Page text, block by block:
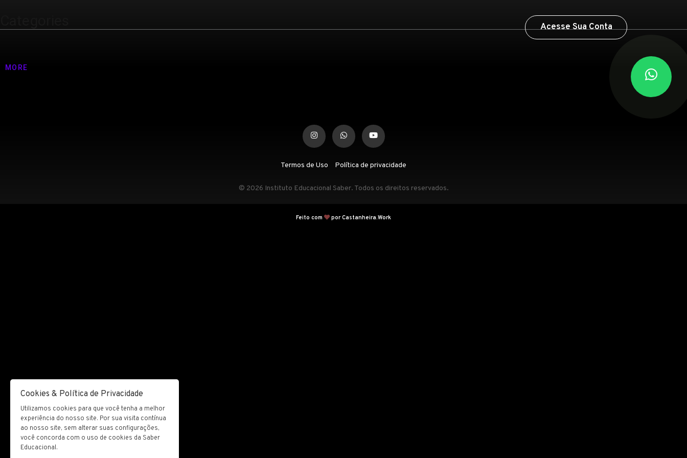
Acesse Sua Conta
MORE
Termos de Uso Política de privacidade
© 2026 Instituto Educacional Saber. Todos os direitos reservados.
Feito com por Castanheira.Work
Cookies & Política de Privacidade
Utilizamos cookies para que você tenha a melhor
experiência do nosso site. Por sua visita contínua
ao nosso site, sem alterar suas configurações,
você concorda com o uso de cookies da Saber
Educacional.